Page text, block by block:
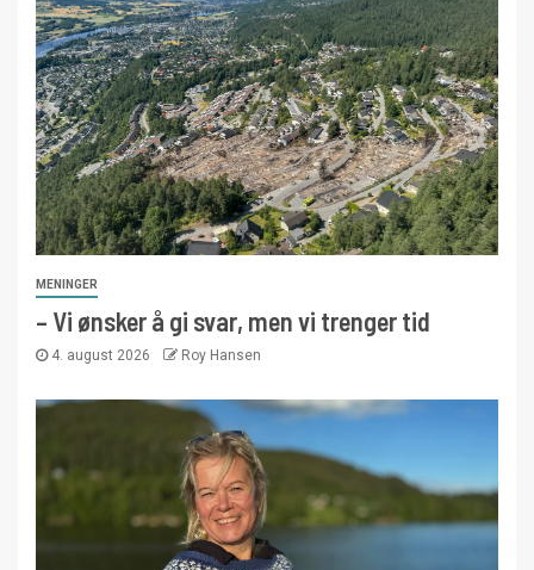
MENINGER
– Vi ønsker å gi svar, men vi trenger tid
4. august 2026 Roy Hansen